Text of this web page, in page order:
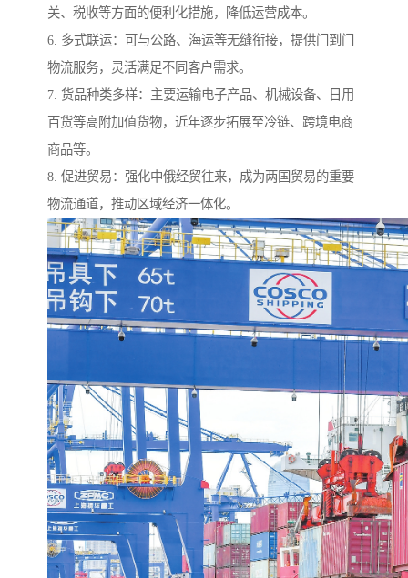
关、税收等方面的便利化措施，降低运营成本。
6. 多式联运：可与公路、海运等无缝衔接，提供门到门
物流服务，灵活满足不同客户需求。
7. 货品种类多样：主要运输电子产品、机械设备、日用
百货等高附加值货物，近年逐步拓展至冷链、跨境电商
商品等。
8. 促进贸易：强化中俄经贸往来，成为两国贸易的重要
物流通道，推动区域经济一体化。